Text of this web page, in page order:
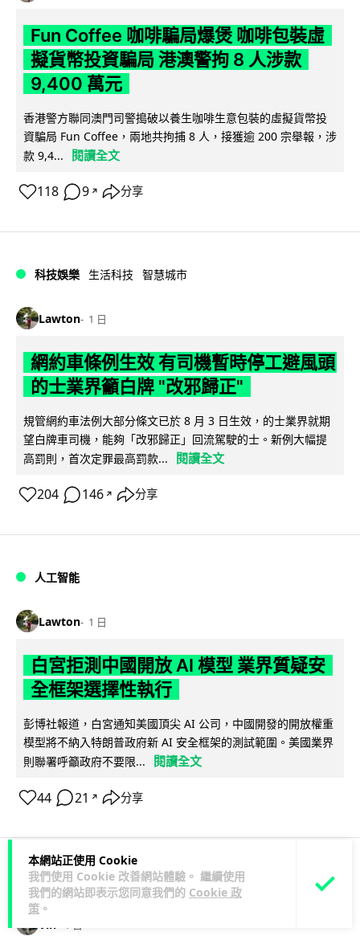
本網站正使用 Cookie
我們使用 Cookie 改善網站體驗。 繼續使用
我們的網站即表示您同意我們的 Cookie 政
策 。
Fun Coffee 咖啡騙局爆煲 咖啡包裝虛
擬貨幣投資騙局 港澳警拘 8 人涉款
9,400 萬元
香港警方聯同澳門司警搗破以養生咖啡生意包裝的虛擬貨幣投
資騙局 Fun Coffee，兩地共拘捕 8 人，接獲逾 200 宗舉報，涉
款 9,4...
閱讀全文
118 9 ↗ 分享
科技娛樂 生活科技 智慧城市
Lawton 1 日
網約車條例生效 有司機暫時停工避風頭
的士業界籲白牌 "改邪歸正"
規管網約車法例大部分條文已於 8 月 3 日生效，的士業界就期
望白牌車司機，能夠「改邪歸正」回流駕駛的士。新例大幅提
高罰則，首次定罪最高罰款...
閱讀全文
204 146 ↗ 分享
人工智能
Lawton 1 日
白宮拒測中國開放 AI 模型 業界質疑安
全框架選擇性執行
彭博社報道，白宮通知美國頂尖 AI 公司，中國開發的開放權重
模型將不納入特朗普政府新 AI 安全框架的測試範圍。美國業界
則聯署呼籲政府不要限...
閱讀全文
44 21 ↗ 分享
人工智能
Vin 1 日